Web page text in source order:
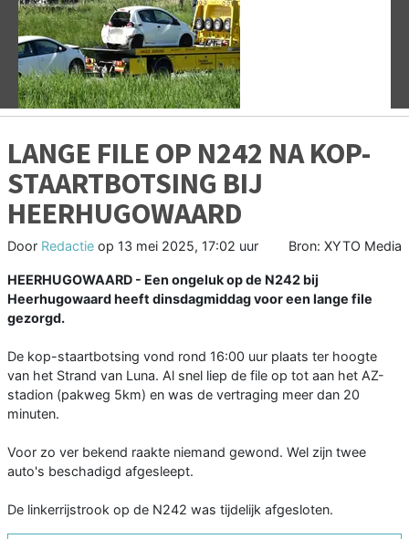
Vorige
LANGE FILE OP N242 NA KOP-
STAARTBOTSING BIJ
HEERHUGOWAARD
Door Redactie op 13 mei 2025, 17:02 uur Bron: XYTO Media
HEERHUGOWAARD - Een ongeluk op de N242 bij
Heerhugowaard heeft dinsdagmiddag voor een lange file
gezorgd.
De kop-staartbotsing vond rond 16:00 uur plaats ter hoogte
van het Strand van Luna. Al snel liep de file op tot aan het AZ-
stadion (pakweg 5km) en was de vertraging meer dan 20
minuten.
Voor zo ver bekend raakte niemand gewond. Wel zijn twee
auto's beschadigd afgesleept.
De linkerrijstrook op de N242 was tijdelijk afgesloten.